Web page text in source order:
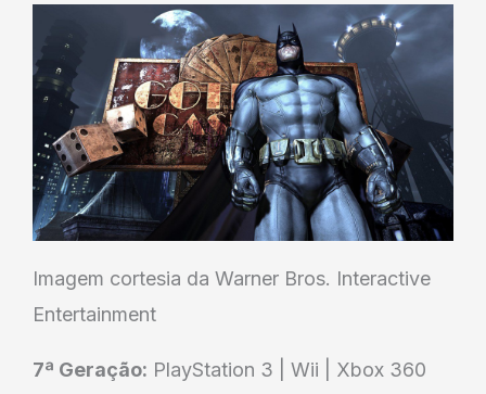
Imagem cortesia da Warner Bros. Interactive
Entertainment
7ª Geração: PlayStation 3 | Wii | Xbox 360